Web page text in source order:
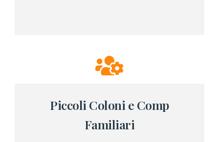
Piccoli Coloni e Comp
Familiari